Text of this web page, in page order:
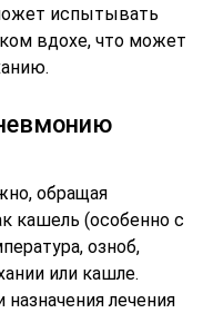
испытывать
вдохе, что может
обращая
кашель (особенно с
озноб,
или кашле.
лечения